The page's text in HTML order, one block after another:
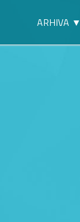
ARHIVA ▼